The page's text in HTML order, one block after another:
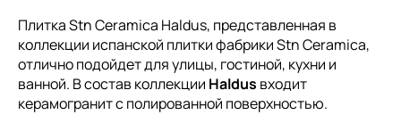
Плитка Stn Ceramica Haldus, представленная в
коллекции испанской плиткифабрики Stn Ceramica,
отлично подойдет для улицы, гостиной, кухни и
ванной. В состав коллекции Haldus входит
керамогранит с полированной поверхностью.